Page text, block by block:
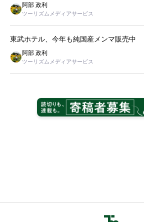
阿部 政利
ツーリズムメディアサービス
東武ホテル、今年も純国産メンマ販売中
阿部 政利
ツーリズムメディアサービス